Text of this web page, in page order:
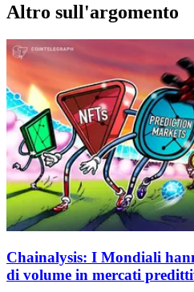
Altro sull'argomento
Chainalysis: I Mondiali
di volume in mercati